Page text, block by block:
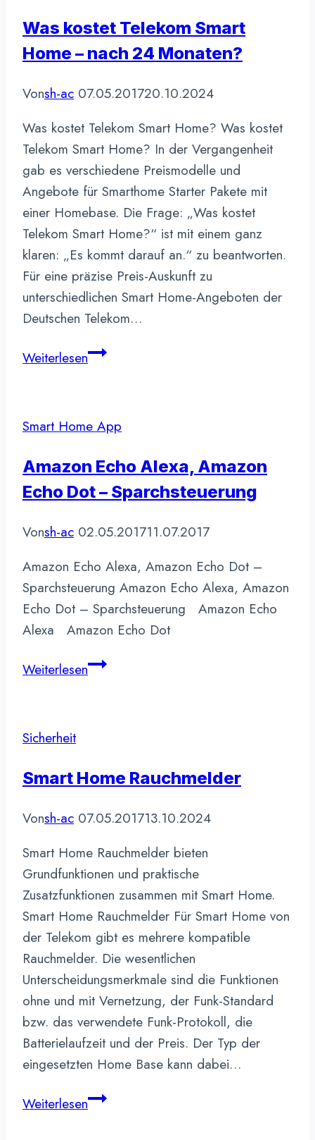
Was kostet Telekom Smart
Home – nach 24 Monaten?
Vonsh-ac 07.05.201720.10.2024
Was kostet Telekom Smart Home? Was kostet
Telekom Smart Home? In der Vergangenheit
gab es verschiedene Preismodelle und
Angebote für Smarthome Starter Pakete mit
einer Homebase. Die Frage: „Was kostet
Telekom Smart Home?“ ist mit einem ganz
klaren: „Es kommt darauf an.“ zu beantworten.
Für eine präzise Preis-Auskunft zu
unterschiedlichen Smart Home-Angeboten der
Deutschen Telekom…
WeiterlesenWas
Home
nach
24
Smart Home App
Amazon Echo Alexa, Amazon
Echo Dot – Sparchsteuerung
Vonsh-ac 02.05.201711.07.2017
Amazon Echo Alexa, Amazon Echo Dot –
Sparchsteuerung Amazon Echo Alexa, Amazon
Echo Dot – Sparchsteuerung Amazon Echo
Alexa Amazon Echo Dot
WeiterlesenAmazon
Dot
–
Sparchsteuerung
Sicherheit
Smart Home Rauchmelder
Vonsh-ac 07.05.201713.10.2024
Smart Home Rauchmelder bieten
Grundfunktionen und praktische
Zusatzfunktionen zusammen mit Smart Home.
Smart Home Rauchmelder Für Smart Home von
der Telekom gibt es mehrere kompatible
Rauchmelder. Die wesentlichen
Unterscheidungsmerkmale sind die Funktionen
ohne und mit Vernetzung, der Funk-Standard
bzw. das verwendete Funk-Protokoll, die
Batterielaufzeit und der Preis. Der Typ der
eingesetzten Home Base kann dabei…
WeiterlesenSmart